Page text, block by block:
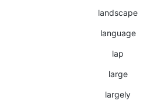
landscape
language
lap
large
largely